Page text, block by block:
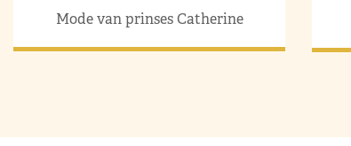
Mode van prinses Catherine